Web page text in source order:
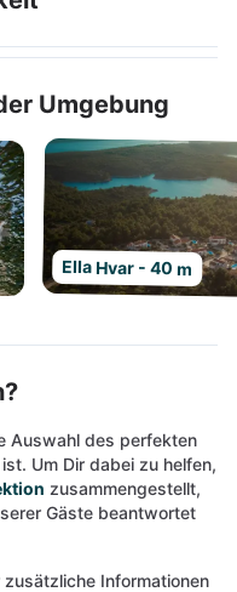
Umgebung
Ella Hvar - 40 m
Auswahl des perfekten
Um Dir dabei zu helfen,
zusammengestellt,
Gäste beantwortet
Informationen